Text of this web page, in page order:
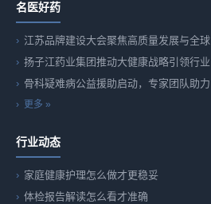
名医好药
江苏品牌建设大会聚焦高质量发展与全球
扬子江药业集团推动大健康战略引领行业
骨科疑难病公益援助启动，专家团队助力
更多 »
行业动态
家庭健康护理怎么做才更稳妥
体检报告解读怎么看才准确